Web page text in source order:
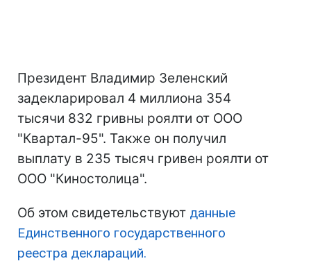
Президент Владимир Зеленский
задекларировал 4 миллиона 354
тысячи 832 гривны роялти от ООО
"Квартал-95". Также он получил
выплату в 235 тысяч гривен роялти от
ООО "Киностолица".
Об этом свидетельствуют данные
Единственного государственного
реестра деклараций.